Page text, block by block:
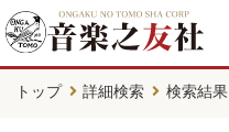
トップ 詳細検索 検索結果